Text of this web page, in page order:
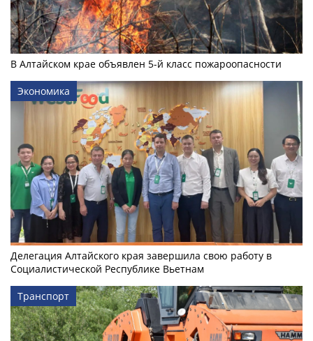
В Алтайском крае объявлен 5-й класс пожароопасности
Экономика
Делегация Алтайского края завершила свою работу в
Социалистической Республике Вьетнам
Транспорт